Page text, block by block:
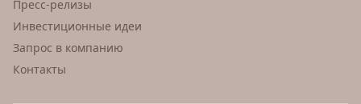
Пресс-релизы
Инвестиционные идеи
Запрос в компанию
Контакты